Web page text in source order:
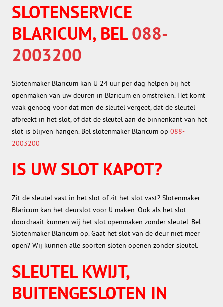
SLOTENSERVICE
BLARICUM, BEL088-
2003200
Slotenmaker Blaricum kan U 24 uur per dag helpen bij het
openmaken van uw deuren in Blaricum en omstreken. Het komt
vaak genoeg voor dat men de sleutel vergeet, dat de sleutel
afbreekt in het slot, of dat de sleutel aan de binnenkant van het
slot is blijven hangen. Bel slotenmaker Blaricum op 088-
2003200
IS UW SLOT KAPOT?
Zit de sleutel vast in het slot of zit het slot vast? Slotenmaker
Blaricum kan het deurslot voor U maken. Ook als het slot
doordraait kunnen wij het slot openmaken zonder sleutel. Bel
Slotenmaker Blaricum op. Gaat het slot van de deur niet meer
open? Wij kunnen alle soorten sloten openen zonder sleutel.
SLEUTEL KWIJT,
BUITENGESLOTEN IN